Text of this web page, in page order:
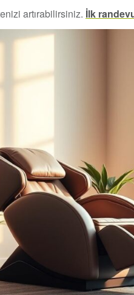
artırabilirsiniz. İlk